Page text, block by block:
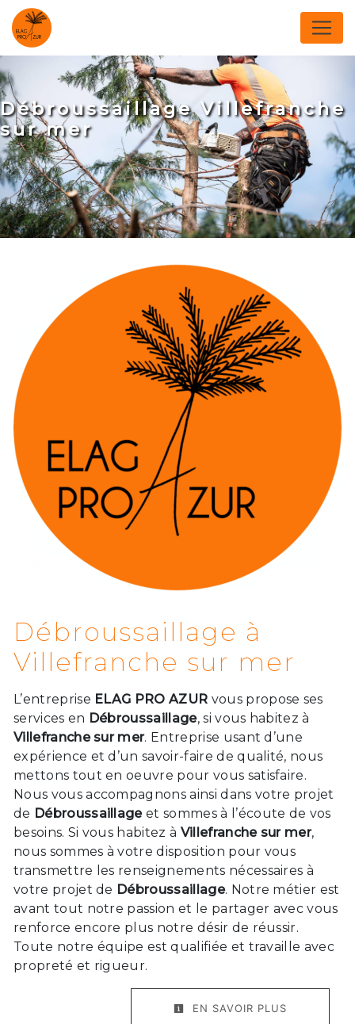
Débroussaillage Villefranche
sur mer
Débroussaillage à
Villefranche sur mer
L’entreprise ELAG PRO AZUR vous propose ses
services en Débroussaillage, si vous habitez à
Villefranche sur mer. Entreprise usant d’une
expérience et d’un savoir-faire de qualité, nous
mettons tout en oeuvre pour vous satisfaire.
Nous vous accompagnons ainsi dans votre projet
de Débroussaillageet sommes à l’écoute de vos
besoins. Si vous habitez à Villefranche sur mer,
nous sommes à votre disposition pour vous
transmettre les renseignements nécessaires à
votre projet de Débroussaillage. Notre métier est
avant tout notre passion et le partager avec vous
renforce encore plus notre désir de réussir.
Toute notre équipe est qualifiée et travaille avec
propreté et rigueur.
EN SAVOIR PLUS
Panneau de gestion des cookies